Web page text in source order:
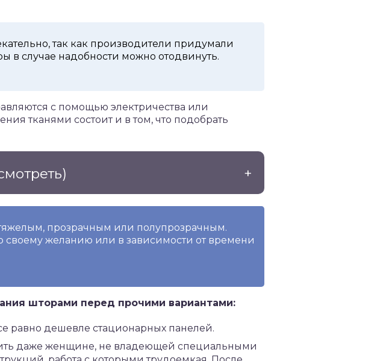
так как производители придумали
в случае надобности можно отодвинуть.
с помощью электричества или
тканями состоит и в том, что подобрать
прозрачным или полупрозрачным.
желанию или в зависимости от времени
шторами перед прочими вариантами:
равно дешевле стационарных панелей.
даже женщине, не владеющей специальными